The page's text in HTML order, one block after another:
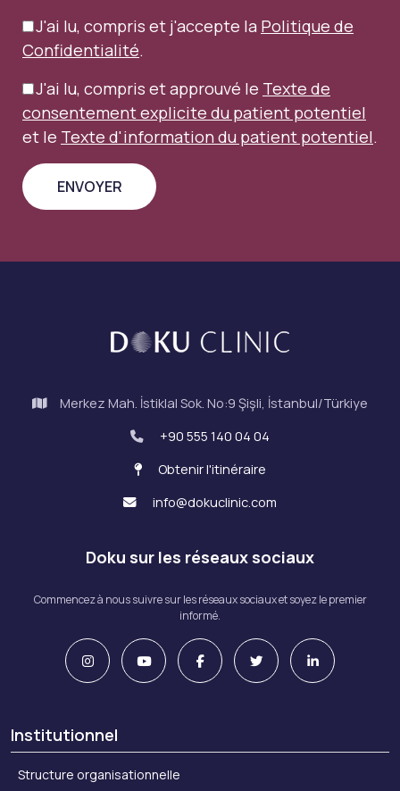
J'ai lu, compris et j'accepte la Politique de
Confidentialité.
J'ai lu, compris et approuvé le Texte de
consentement explicite du patient potentiel
et le Texte d'information du patient potentiel.
Merkez Mah. İstiklal Sok. No:9 Şişli, İstanbul/Türkiye
+90 555 140 04 04
Obtenir l'itinéraire
info@dokuclinic.com
Doku sur les réseaux sociaux
Commencez à nous suivre sur les réseaux sociaux et soyez le premier
informé.
Institutionnel
Structure organisationnelle